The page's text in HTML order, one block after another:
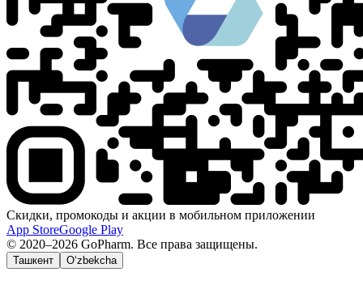
Скидки, промокоды и акции в мобильном приложении
App StoreGoogle Play
© 2020–2026 GoPharm. Все права защищены.
Ташкент O‘zbekcha